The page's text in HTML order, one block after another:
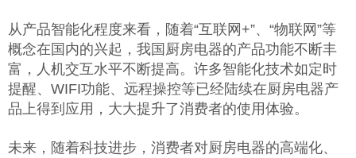
从产品智能化程度来看，随着“互联网+”、“物联网”等
概念在国内的兴起，我国厨房电器的产品功能不断丰
富，人机交互水平不断提高。许多智能化技术如定时
提醒、WIFI功能、远程操控等已经陆续在厨房电器产
品上得到应用，大大提升了消费者的使用体验。
未来，随着科技进步，消费者对厨房电器的高端化、